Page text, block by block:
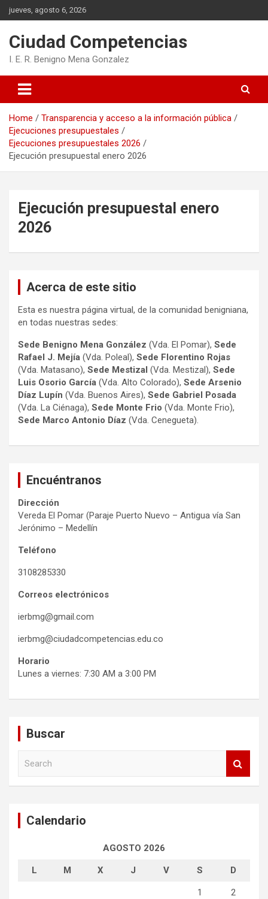
Skip
to
jueves, agosto 6, 2026
Ciudad Competencias
I. E. R. Benigno Mena Gonzalez
Home
Transparencia y acceso a la información pública
Ejecuciones presupuestales
Ejecuciones presupuestales 2026
Ejecución presupuestal enero 2026
Ejecución presupuestal enero
2026
Acerca de este sitio
Esta es nuestra página virtual, de la comunidad benigniana,
en todas nuestras sedes:
Sede Benigno Mena González (Vda. El Pomar), Sede
Rafael J. Mejía (Vda. Poleal), Sede Florentino Rojas
(Vda. Matasano), Sede Mestizal (Vda. Mestizal), Sede
Luis Osorio García (Vda. Alto Colorado), Sede Arsenio
Díaz Lupín (Vda. Buenos Aires), Sede Gabriel Posada
(Vda. La Ciénaga), Sede Monte Frio (Vda. Monte Frio),
Sede Marco Antonio Díaz (Vda. Cenegueta).
Encuéntranos
Dirección
Vereda El Pomar (Paraje Puerto Nuevo – Antigua vía San
Jerónimo – Medellín
Teléfono
3108285330
Correos electrónicos
ierbmg@gmail.com
ierbmg@ciudadcompetencias.edu.co
Horario
Lunes a viernes: 7:30 AM a 3:00 PM
Buscar
Calendario
AGOSTO 2026
L M X J V S D
1 2